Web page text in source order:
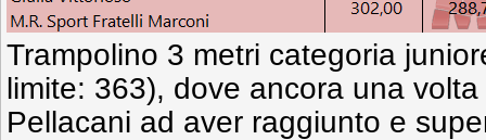
Trampolino 3 metri categoria
limite: 363), dove ancora una
Pellacani ad aver raggiunto e